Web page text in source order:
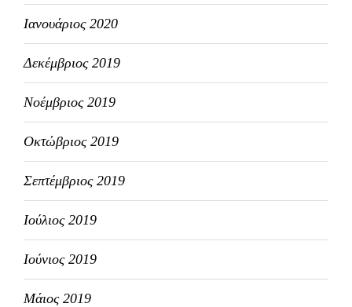
Ιανουάριος 2020
Δεκέμβριος 2019
Νοέμβριος 2019
Οκτώβριος 2019
Σεπτέμβριος 2019
Ιούλιος 2019
Ιούνιος 2019
Μάιος 2019